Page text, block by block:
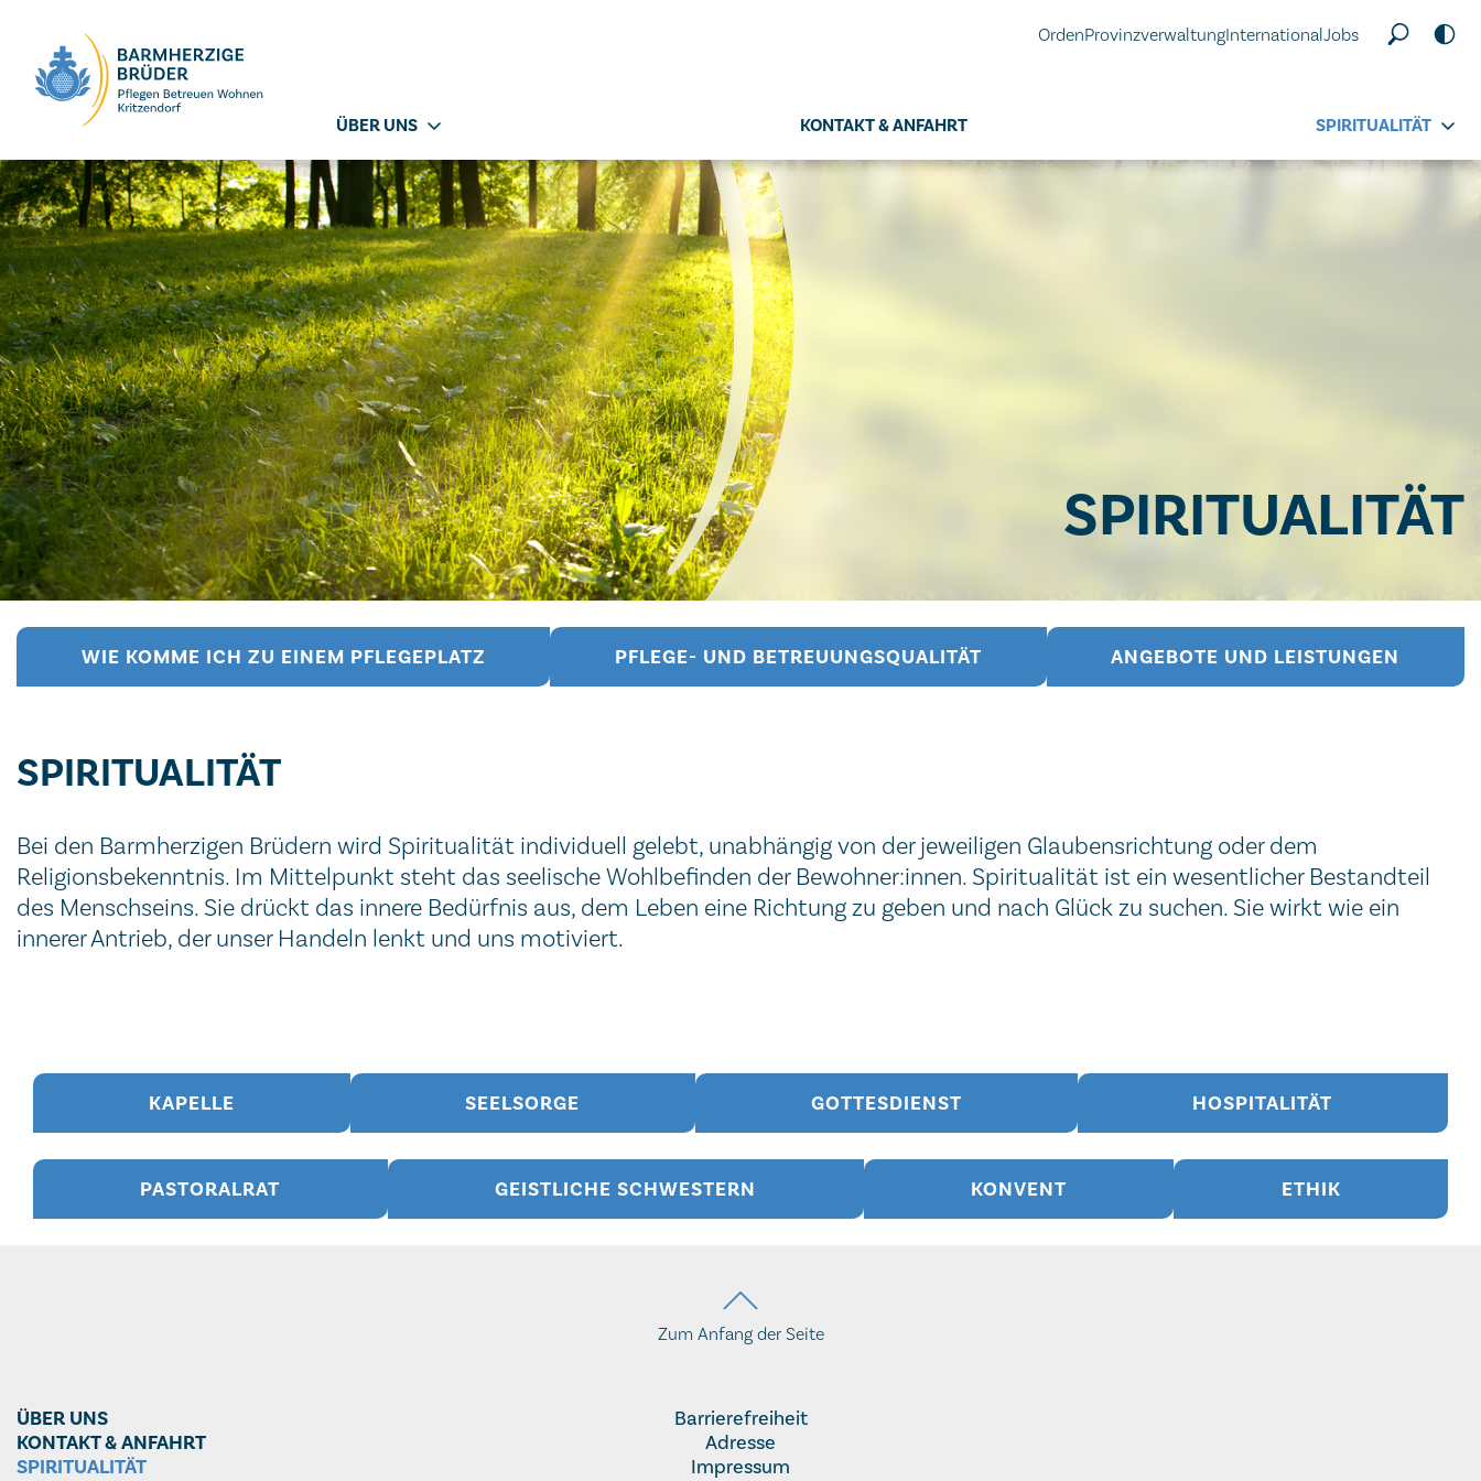
OrdenProvinzverwaltungInternationalJobs
ÜBER UNS KONTAKT & ANFAHRT SPIRITUALITÄT
SPIRITUALITÄT
WIE KOMME ICH ZU EINEM PFLEGEPLATZ PFLEGE- UND BETREUUNGSQUALITÄT ANGEBOTE UND LEISTUNGEN
SPIRITUALITÄT
Bei den Barmherzigen Brüdern wird Spiritualität individuell gelebt, unabhängig von der jeweiligen Glaubensrichtung oder dem
Religionsbekenntnis. Im Mittelpunkt steht das seelische Wohlbefinden der Bewohner:innen. Spiritualität ist ein wesentlicher Bestandteil
des Menschseins. Sie drückt das innere Bedürfnis aus, dem Leben eine Richtung zu geben und nach Glück zu suchen. Sie wirkt wie ein
innerer Antrieb, der unser Handeln lenkt und uns motiviert.
KAPELLE SEELSORGE GOTTESDIENST HOSPITALITÄT
PASTORALRAT GEISTLICHE SCHWESTERN KONVENT ETHIK
Zum Anfang der Seite
ÜBER UNS
KONTAKT & ANFAHRT
SPIRITUALITÄT
Barrierefreiheit
Adresse
Impressum